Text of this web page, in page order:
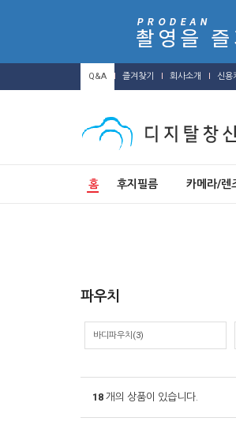
Q&A 즐겨찾기 회사소개 신용
홈 후지필름 카메라/렌
파우치
바디파우치 (3)
18 개의 상품이 있습니다.